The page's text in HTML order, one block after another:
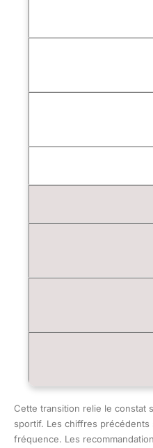
Cette transition relie le constat
sportif. Les chiffres
fréquence. Les